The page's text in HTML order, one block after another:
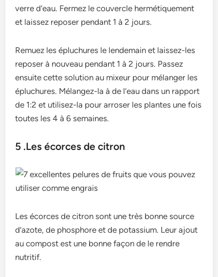
verre d’eau. Fermez le couvercle hermétiquement
et laissez reposer pendant 1 à 2 jours.
Remuez les épluchures le lendemain et laissez-les
reposer à nouveau pendant 1 à 2 jours. Passez
ensuite cette solution au mixeur pour mélanger les
épluchures. Mélangez-la à de l’eau dans un rapport
de 1:2 et utilisez-la pour arroser les plantes une fois
toutes les 4 à 6 semaines.
5 .Les écorces de citron
Les écorces de citron sont une très bonne source
d’azote, de phosphore et de potassium. Leur ajout
au compost est une bonne façon de le rendre
nutritif.